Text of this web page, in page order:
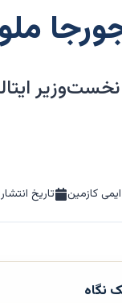
کازمین تاریخ انتشار:
نگاه